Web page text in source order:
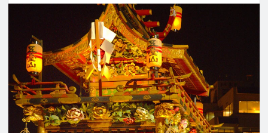
く公開されています。
ステンドグラス美術館のほかにも「西洋美術
館」「似鳥美術館」「旧三井銀行小樽支店」が
あります。
記事内では、それぞれの施設の見どころと撮影
不可の場所についてご紹介。